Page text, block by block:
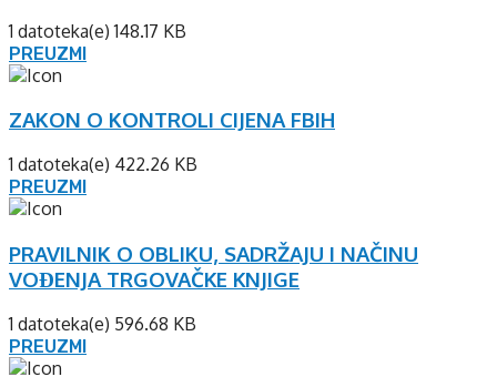
1 datoteka(e)148.17 KB
PREUZMI
ZAKON O KONTROLI CIJENA FBIH
1 datoteka(e) 422.26 KB
PREUZMI
PRAVILNIK O OBLIKU, SADRŽAJU I NAČINU
VOĐENJA TRGOVAČKE KNJIGE
1 datoteka(e) 596.68 KB
PREUZMI